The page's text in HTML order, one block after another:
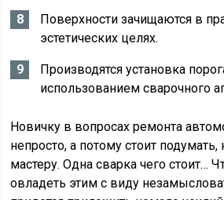
Поверхности зачищаются в
эстетических целях.
Производятся установка
использованием сварочного
Новичку в вопросах ремонта
непросто, а потому стоит подумать,
мастеру. Одна сварка чего стоит…
овладеть этим с виду